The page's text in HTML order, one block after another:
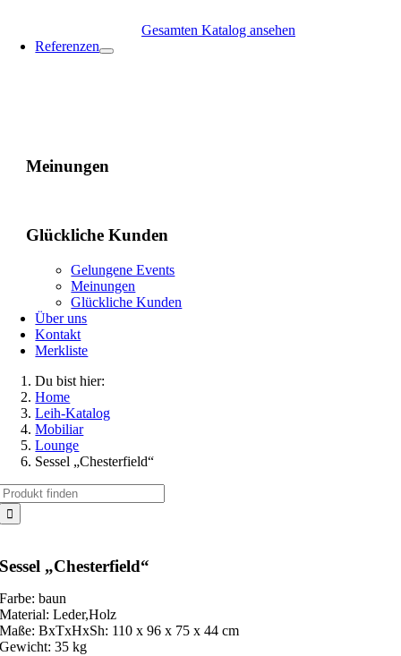
Gesamten Katalog ansehen
Referenzen
Meinungen
Glückliche Kunden
Gelungene Events
Meinungen
Glückliche Kunden
Über uns
Kontakt
Merkliste
Du bist hier:
Home
Leih-Katalog
Mobiliar
Lounge
Sessel „Chesterfield“
Sessel „Chesterfield“
Farbe: baun
Material: Leder,Holz
Maße: BxTxHxSh: 110 x 96 x 75 x 44 cm
Gewicht: 35 kg